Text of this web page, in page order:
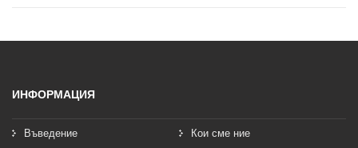
ИНФОРМАЦИЯ
Въведение Кои сме ние